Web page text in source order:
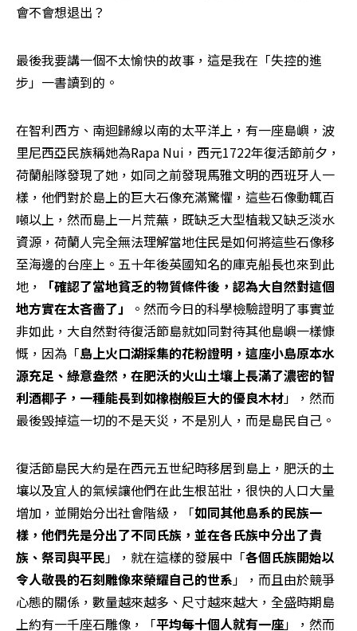
會不會想退出？
最後我要講一個不太愉快的故事，這是我在「失控的進
步」一書讀到的。
在智利西方、南迴歸線以南的太平洋上，有一座島嶼，波
里尼西亞民族稱她為Rapa Nui，西元1722年復活節前夕，
荷蘭船隊發現了她，如同之前發現馬雅文明的西班牙人一
樣，他們對於島上的巨大石像充滿驚懼，這些石像動輒百
噸以上，然而島上一片荒蕪，既缺乏大型植栽又缺乏淡水
資源，荷蘭人完全無法理解當地住民是如何將這些石像移
至海邊的台座上。五十年後英國知名的庫克船長也來到此
地，
「確認了當地貧乏的物質條件後，認為大自然對這個
地方實在太吝嗇了」
。然而今日的科學檢驗證明了事實並
非如此，大自然對待復活節島就如同對待其他島嶼一樣慷
慨，因為「島上火口湖採集的花粉證明，這座小島原本水
源充足、綠意盎然，在肥沃的火山土壤上長滿了濃密的智
利酒椰子，一種能長到如橡樹般巨大的優良木材」，然而
最後毀掉這一切的不是天災，不是別人，而是島民自己。
復活節島民大約是在西元五世紀時移居到島上，肥沃的土
壤以及宜人的氣候讓他們在此生根茁壯，很快的人口大量
增加，並開始分出社會階級，「如同其他島系的民族一
樣，他們先是分出了不同氏族，並在各氏族中分出了貴
族、祭司與平民」，就在這樣的發展中「各個氏族開始以
令人敬畏的石刻雕像來榮耀自己的世系」，而且由於競爭
心態的關係，數量越來越多、尺寸越來越大，全盛時期島
上約有一千座石雕像，「平均每十個人就有一座」，然而